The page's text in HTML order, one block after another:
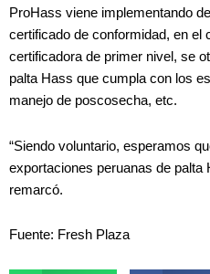
ProHass viene implementando
certificado de conformidad, en el
certificadora de primer nivel, se
palta Hass que cumpla con los
manejo de poscosecha, etc.
“Siendo voluntario, esperamos
exportaciones peruanas de palta
remarcó.
Fuente: Fresh Plaza